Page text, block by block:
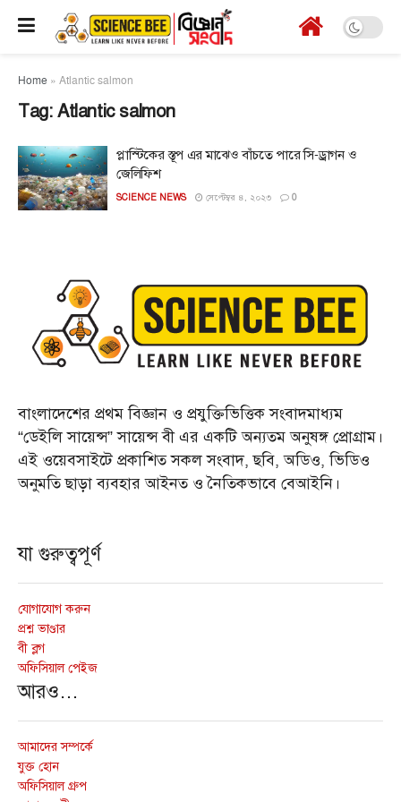
Home » Atlantic salmon
Tag: Atlantic salmon
প্লাস্টিকের স্তূপ এর মাঝেও বাঁচতে পারে সি-ড্রাগন ও
জেলিফিশ
SCIENCE NEWS সেপ্টেম্বর ৪, ২০২৩ 0
বাংলাদেশের প্রথম বিজ্ঞান ও প্রযুক্তিভিত্তিক সংবাদমাধ্যম
“ডেইলি সায়েন্স” সায়েন্স বী এর একটি অন্যতম অনুষঙ্গ প্রোগ্রাম।
এই ওয়েবসাইটে প্রকাশিত সকল সংবাদ, ছবি, অডিও, ভিডিও
অনুমতি ছাড়া ব্যবহার আইনত ও নৈতিকভাবে বেআইনি।
যা গুরুত্বপূর্ণ
যোগাযোগ করুন
প্রশ্ন ভাণ্ডার
বী ব্লগ
অফিসিয়াল পেইজ
আরও…
আমাদের সম্পর্কে
যুক্ত হোন
অফিসিয়াল গ্রুপ